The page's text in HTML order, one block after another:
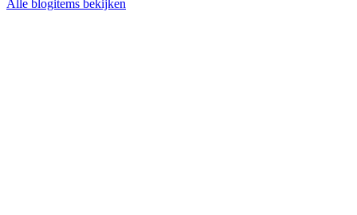
Alle blogitems bekijken